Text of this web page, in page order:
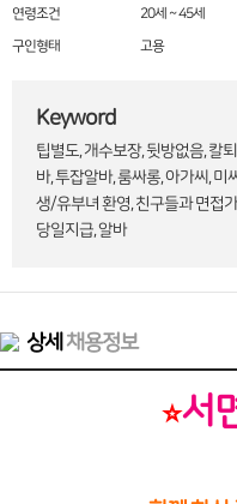
연령조건
20세 ~ 45세
구인형태
고용
Keyword
팁별도, 개수보장, 뒷방없음, 칼
바, 투잡알바, 룸싸롱, 아가씨,
생/유부녀 환영, 친구들과 면접
당일지급, 알바
상세 채용정보
⭐서